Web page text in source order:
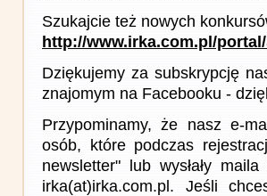
Szukajcie też nowych
http://www.irka.com.pl/
Dziękujemy za subskrypcję
znajomym na Facebooku -
Przypominamy, że nasz e-
osób, które podczas
newsletter" lub wysłały
irka(at)irka.com.pl. Jeśli